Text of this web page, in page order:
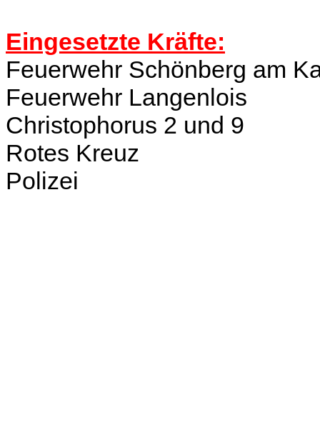
Eingesetzte Kräfte:
Feuerwehr Schönberg am
Feuerwehr Langenlois
Christophorus 2 und 9
Rotes Kreuz
Polizei